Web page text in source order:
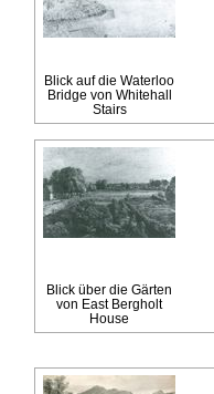
Blick auf die Waterloo
Bridge von Whitehall
Stairs
Blick über die Gärten
von East Bergholt
House